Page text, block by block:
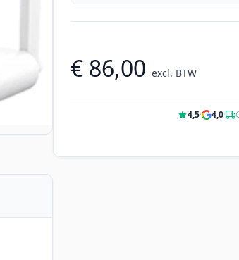
€ 86,00 excl. BTW
4,5· 4,0·